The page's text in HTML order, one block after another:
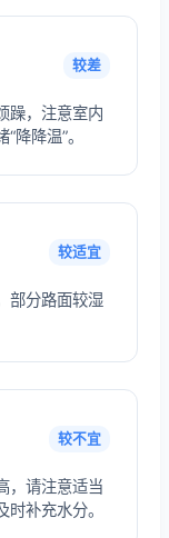
较差
躁，注意室内
降降温”。
较适宜
部分路面较湿
较不宜
，请注意适当
补充水分。